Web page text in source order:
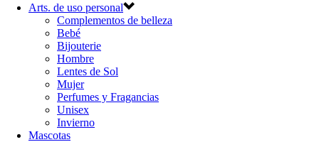
Arts. de uso personal
Complementos de belleza
Bebé
Bijouterie
Hombre
Lentes de Sol
Mujer
Perfumes y Fragancias
Unisex
Invierno
Mascotas